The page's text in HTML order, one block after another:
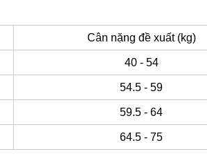
Cân nặng đề xuất (kg)
40 - 54
54.5 - 59
59.5 - 64
64.5 - 75